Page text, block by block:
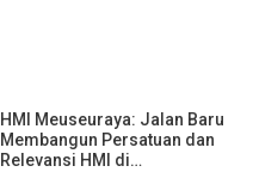
HMI Meuseuraya: Jalan Baru
Membangun Persatuan dan
Relevansi HMI di…